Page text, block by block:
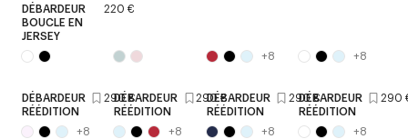
DÉBARDEUR
BOUCLE EN
JERSEY
220 €
+8 +8
DÉBARDEUR
RÉÉDITION
290 €
+8
DÉBARDEUR
RÉÉDITION
290 €
+8
DÉBARDEUR
RÉÉDITION
290 €
+8
DÉBARDEUR
RÉÉDITION
290
+8